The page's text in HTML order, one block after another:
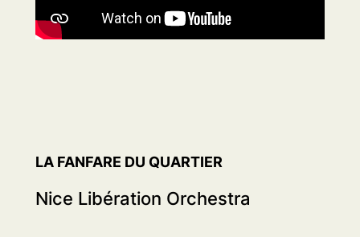
LA FANFARE DU QUARTIER
Nice Libération Orchestra